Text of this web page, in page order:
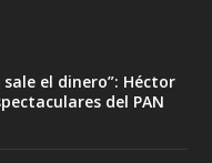
el dinero”: Héctor
del PAN